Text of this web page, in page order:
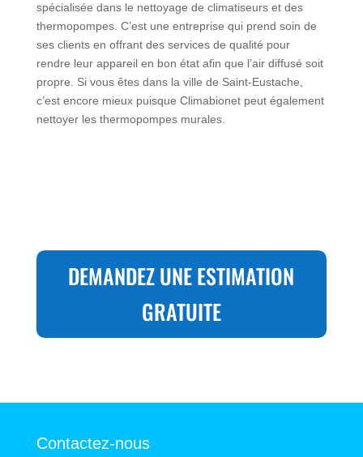
spécialisée dans le nettoyage de climatiseurs et des
thermopompes. C’est une entreprise qui prend soin de
ses clients en offrant des services de qualité pour
rendre leur appareil en bon état afin que l’air diffusé soit
propre. Si vous êtes dans la ville de Saint-Eustache,
c’est encore mieux puisque Climabionet peut également
nettoyer les thermopompes murales.
DEMANDEZ UNE ESTIMATION
GRATUITE
Contactez-nous